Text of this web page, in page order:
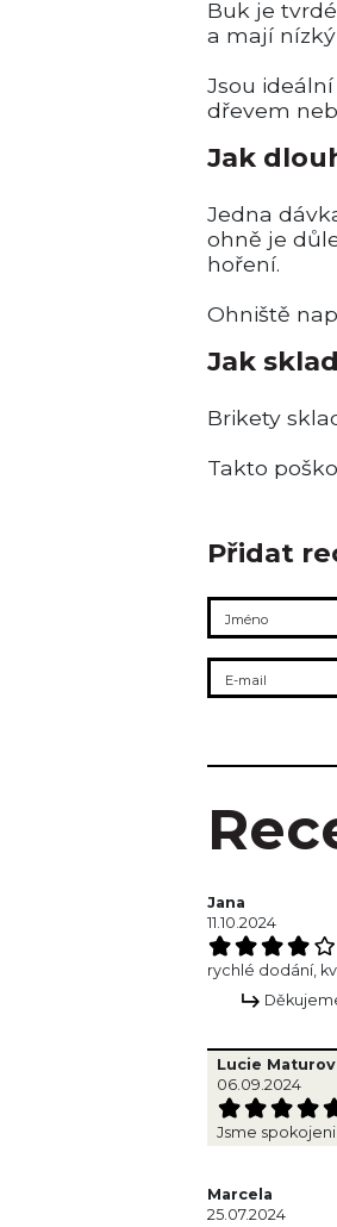
Buk je
a mají
Jsou
dřevem
Jak
Jedna
ohně je
hoření.
Ohniště
Jak
Brikety
Takto
Přidat
Jana
11.10.2024
rychlé dodání,
Lucie
06.09.2024
Jsme
Marcela
25.07.2024